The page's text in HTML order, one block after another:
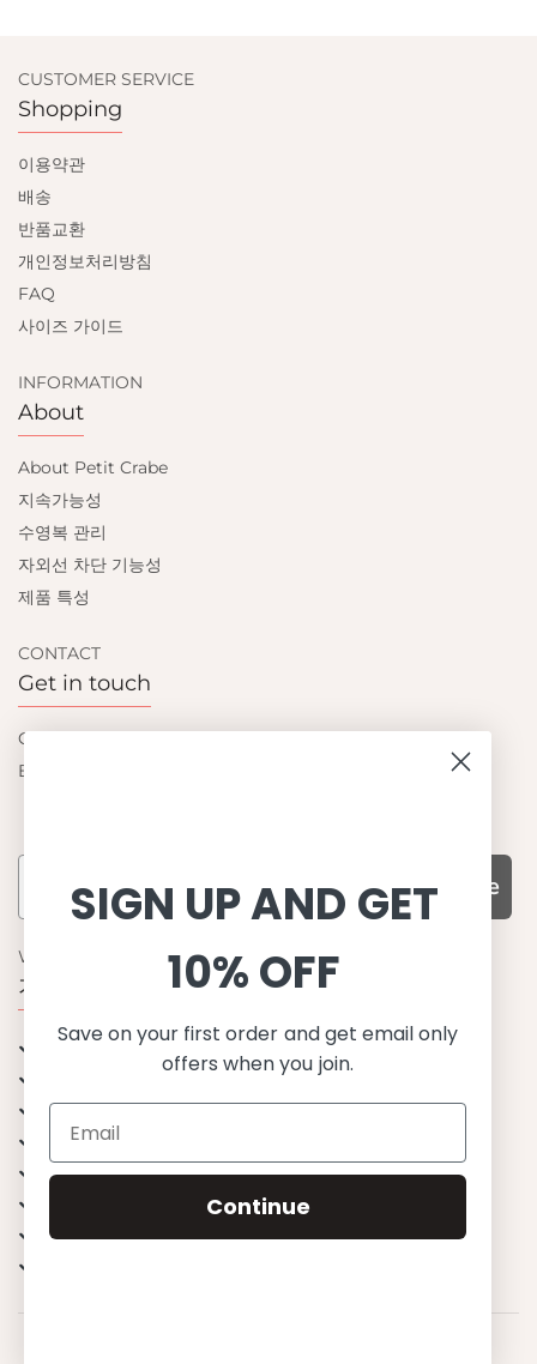
CUSTOMER SERVICE
Shopping
이용약관
배송
반품교환
개인정보처리방침
FAQ
사이즈 가이드
INFORMATION
About
About Petit Crabe
지속가능성
수영복 관리
자외선 차단 기능성
제품 특성
CONTACT
Get in touch
Contact us
Become a retailer
Subscribe
WHY CHOOSE US?
기능성과 품질, 그리고 디자인
UPF 50+ 최고 수준 UV 차단 성능
이탈리아산 최고급 원단과 소재 사용
환경을 생각하는 지속가능한 제품
유럽에서 생산된, 스칸디나비안 디자인
스타일리시함과 정교함
무한한 조합으로 믹스&매치
SIGN UP AND GET
10% OFF
Save on your first order and get email only
offers when you join.
Continue